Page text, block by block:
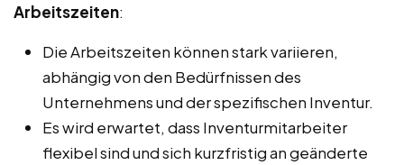
Arbeitszeiten:
Die Arbeitszeiten können stark variieren,
abhängig von den Bedürfnissen des
Unternehmens und der spezifischen Inventur.
Es wird erwartet, dass Inventurmitarbeiter
flexibel sind und sich kurzfristig an geänderte